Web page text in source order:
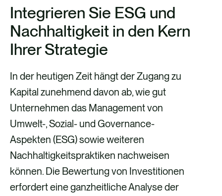
Integrieren Sie ESG und
Nachhaltigkeit in den Kern
Ihrer Strategie
In der heutigen Zeit hängt der Zugang zu
Kapital zunehmend davon ab, wie gut
Unternehmen das Management von
Umwelt-, Sozial- und Governance-
Aspekten (ESG) sowie weiteren
Nachhaltigkeitspraktiken nachweisen
können. Die Bewertung von Investitionen
erfordert eine ganzheitliche Analyse der